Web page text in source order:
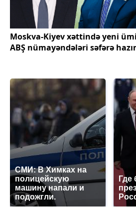
Moskva-Kiyev xəttində yeni
ABŞ nümayəndələri səfərə
СМИ: В Химках на
полицейскую
машину напали и
подожгли.
Где